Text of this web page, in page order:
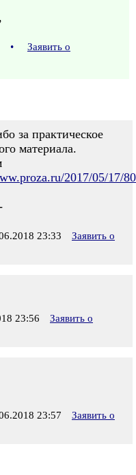
•
Заявить о
за практическое
материала.
2017/05/17/
23:33
Заявить о
23:56
Заявить о
23:57
Заявить о